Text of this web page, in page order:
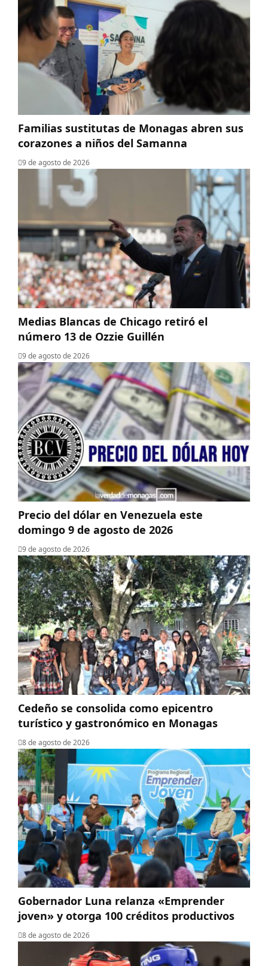
Familias sustitutas de Monagas abren sus
corazones a niños del Samanna
9 de agosto de 2026
Medias Blancas de Chicago retiró el
número 13 de Ozzie Guillén
9 de agosto de 2026
Precio del dólar en Venezuela este
domingo 9 de agosto de 2026
9 de agosto de 2026
Cedeño se consolida como epicentro
turístico y gastronómico en Monagas
8 de agosto de 2026
Gobernador Luna relanza «Emprender
joven» y otorga 100 créditos productivos
8 de agosto de 2026